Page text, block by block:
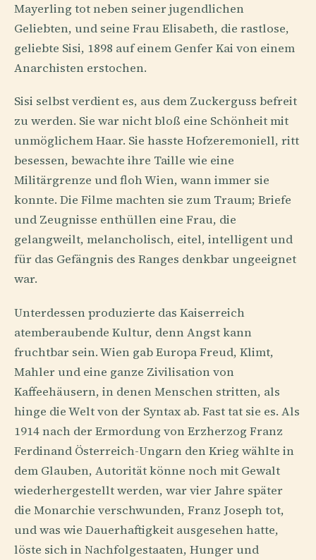
Mayerling tot neben seiner jugendlichen
Geliebten, und seine Frau Elisabeth, die rastlose,
geliebte Sisi, 1898 auf einem Genfer Kai von einem
Anarchisten erstochen.
Sisi selbst verdient es, aus dem Zuckerguss befreit
zu werden. Sie war nicht bloß eine Schönheit mit
unmöglichem Haar. Sie hasste Hofzeremoniell, ritt
besessen, bewachte ihre Taille wie eine
Militärgrenze und floh Wien, wann immer sie
konnte. Die Filme machten sie zum Traum; Briefe
und Zeugnisse enthüllen eine Frau, die
gelangweilt, melancholisch, eitel, intelligent und
für das Gefängnis des Ranges denkbar ungeeignet
war.
Unterdessen produzierte das Kaiserreich
atemberaubende Kultur, denn Angst kann
fruchtbar sein. Wien gab Europa Freud, Klimt,
Mahler und eine ganze Zivilisation von
Kaffeehäusern, in denen Menschen stritten, als
hinge die Welt von der Syntax ab. Fast tat sie es. Als
1914 nach der Ermordung von Erzherzog Franz
Ferdinand Österreich-Ungarn den Krieg wählte in
dem Glauben, Autorität könne noch mit Gewalt
wiederhergestellt werden, war vier Jahre später
die Monarchie verschwunden, Franz Joseph tot,
und was wie Dauerhaftigkeit ausgesehen hatte,
löste sich in Nachfolgestaaten, Hunger und